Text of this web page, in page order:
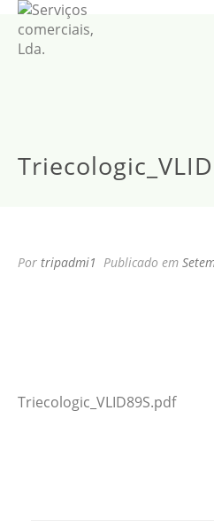
Por tripadmi1 Publicado em
Triecologic_VLID89S.pdf